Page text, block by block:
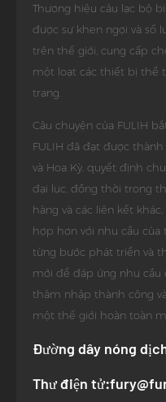
Thương hiệu câu lạc bộ
được sự khen ngợi và số
trên thế giới, cung cấp
một loạt các thiết bị thể
trang.
Câu chuyện của FULIH
FULIH đã đạt được
và Hoa Kỳ, quyết định
đại lục, đồng thời trong
hàng và các liên kết
hợp hơn với nhu cầu của
từng bước phát triển và
mới để đáp ứng nhu cầu
thâm nhập thành công
một thế giới hoàn toàn
Đường dây nóng
Thư điện